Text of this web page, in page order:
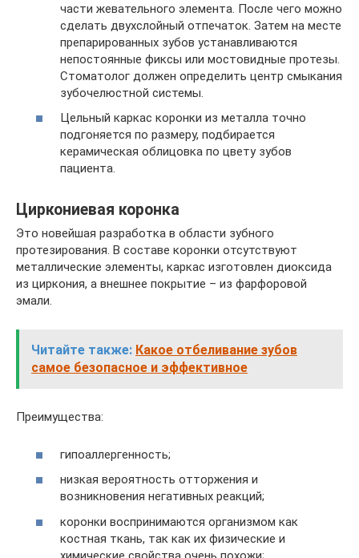
части жевательного элемента. После чего можно
сделать двухслойный отпечаток. Затем на месте
препарированных зубов устанавливаются
непостоянные фиксы или мостовидные протезы.
Стоматолог должен определить центр смыкания
зубочелюстной системы.
Цельный каркас коронки из металла точно
подгоняется по размеру, подбирается
керамическая облицовка по цвету зубов
пациента.
Циркониевая коронка
Это новейшая разработка в области зубного
протезирования. В составе коронки отсутствуют
металлические элементы, каркас изготовлен диоксида
из циркония, а внешнее покрытие – из фарфоровой
эмали.
Читайте также: Какое отбеливание зубов
самое безопасное и эффективное
Преимущества:
гипоаллергенность;
низкая вероятность отторжения и
возникновения негативных реакций;
коронки воспринимаются организмом как
костная ткань, так как их физические и